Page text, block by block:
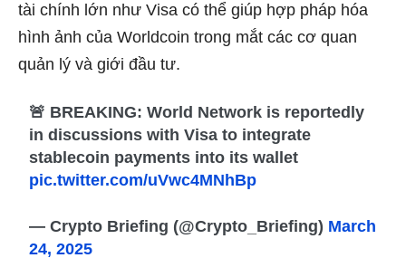
tài chính lớn như Visa có thể giúp hợp pháp hóa
hình ảnh của Worldcoin trong mắt các cơ quan
quản lý và giới đầu tư.
🚨 BREAKING: World Network is reportedly
in discussions with Visa to integrate
stablecoin payments into its wallet
pic.twitter.com/uVwc4MNhBp
— Crypto Briefing (@Crypto_Briefing) March
24, 2025